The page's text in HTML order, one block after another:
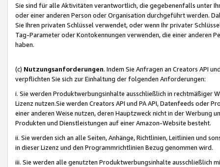
Sie sind für alle Aktivitäten verantwortlich, die gegebenenfalls unter
oder einer anderen Person oder Organisation durchgeführt werden.
Sie Ihren privaten Schlüssel verwendet, oder wenn Ihr privater
Tag-Parameter oder Kontokennungen verwenden, die einer anderen
haben.
(c) Nutzungsanforderungen. Indem Sie Anfragen an Creators API
verpflichten Sie sich zur Einhaltung der folgenden Anforderungen:
i. Sie werden Produktwerbungsinhalte ausschließlich in rechtmäßiger
Lizenz nutzen.Sie werden Creators API und PA API, Datenfeeds oder
einer anderen Weise nutzen, deren Hauptzweck nicht in der Werbung
Produkten und Dienstleistungen auf einer Amazon-Website besteht.
ii. Sie werden sich an alle Seiten, Anhänge, Richtlinien, Leitlinien und
in dieser Lizenz und den Programmrichtlinien Bezug genommen wird.
iii. Sie werden alle genutzten Produktwerbungsinhalte ausschließlich